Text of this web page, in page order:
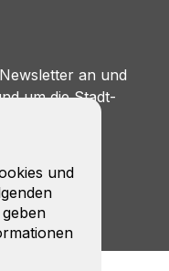
an und
um die Stadt-
und